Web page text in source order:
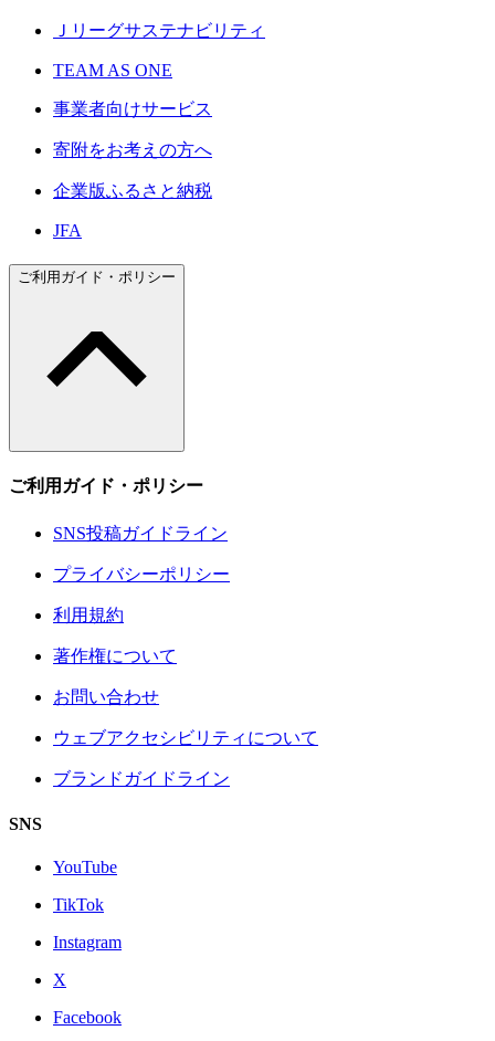
Ｊリーグサステナビリティ
TEAM AS ONE
事業者向けサービス
寄附をお考えの方へ
企業版ふるさと納税
JFA
ご利用ガイド・ポリシー
ご利用ガイド・ポリシー
SNS投稿ガイドライン
プライバシーポリシー
利用規約
著作権について
お問い合わせ
ウェブアクセシビリティについて
ブランドガイドライン
SNS
YouTube
TikTok
Instagram
X
Facebook